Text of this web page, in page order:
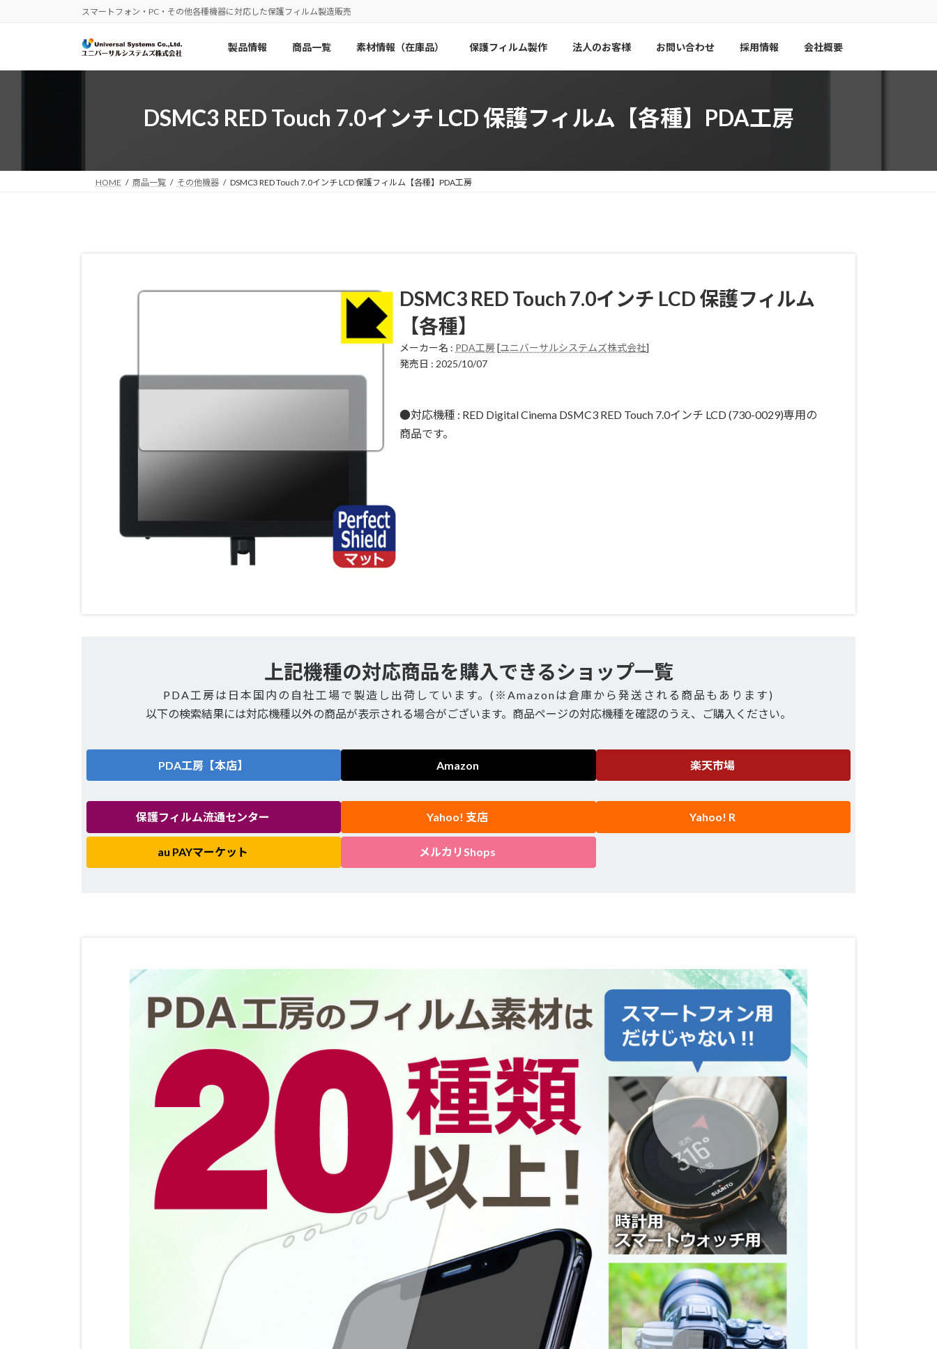
ツ
シ
スマートフォン・PC・その他各種機器に対応した保護フィルム製造販売
製品情報 商品一覧 素材情報（在庫品） 保護フィルム製作 法人のお客様 お問い合わせ 採用情報 会社概要
DSMC3 RED Touch 7.0インチ LCD 保護フィルム【各種】PDA工房
HOME 商品一覧 その他機器 DSMC3 RED Touch 7.0インチ LCD 保護フィルム【各種】PDA工房
DSMC3 RED Touch 7.0インチ LCD 保護フィルム
【各種】
メーカー名 : PDA工房[ユニバーサルシステムズ株式会社]
発売日 : 2025/10/07
●対応機種 : RED Digital Cinema DSMC3 RED Touch 7.0インチ LCD (730-0029)専用の
商品です。
上記機種の対応商品を購入できるショップ一覧
PDA工房は日本国内の自社工場で製造し出荷しています。(※Amazonは倉庫から発送される商品もあります)
以下の検索結果には対応機種以外の商品が表示される場合がございます。商品ページの対応機種を確認のうえ、ご購入ください。
PDA工房【本店】 Amazon 楽天市場
保護フィルム流通センター Yahoo! 支店 Yahoo! R
au PAYマーケット メルカリShops